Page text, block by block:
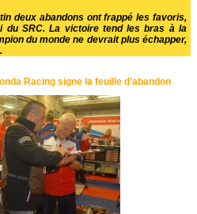
deux abandons ont frappé les favoris,
du SRC. La victoire tend les bras à la
du monde ne devrait plus échapper,
Racing signe la feuille d’abandon